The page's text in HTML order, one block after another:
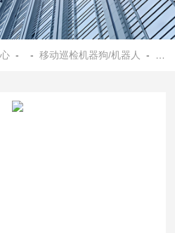
- -移动巡检机器狗/机器人 - OSEN-Robotic Bird voc野外巡检机器狗鸟类声纹AI识别挂载模块